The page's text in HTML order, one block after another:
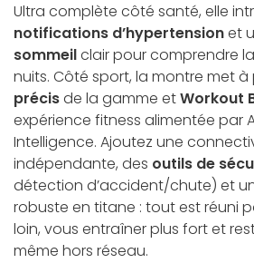
Ultra complète côté santé, elle
notifications d’hypertensionet
sommeilclair pour comprendre
nuits. Côté sport, la montre met à
précisde la gamme etWorkout
expérience fitness alimentée par
Intelligence. Ajoutez une
indépendante, des outils de
détection d’accident/chute) et
robuste en titane : tout est réuni
loin, vous entraîner plus fort et
même hors réseau.